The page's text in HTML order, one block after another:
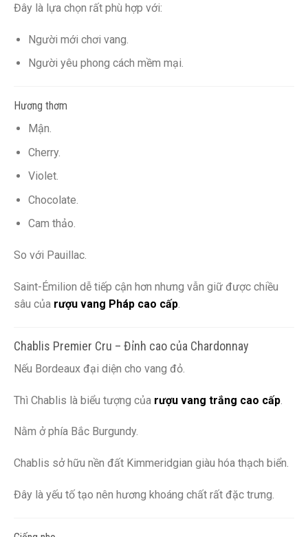
Đây là lựa chọn rất phù hợp với:
Người mới chơi vang.
Người yêu phong cách mềm mại.
Hương thơm
Mận.
Cherry.
Violet.
Chocolate.
Cam thảo.
So với Pauillac.
Saint-Émilion dễ tiếp cận hơn nhưng vẫn giữ được chiều
sâu của rượu vang Pháp cao cấp.
Chablis Premier Cru – Đỉnh cao của Chardonnay
Nếu Bordeaux đại diện cho vang đỏ.
Thì Chablis là biểu tượng của rượu vang trắng cao cấp
Nằm ở phía Bắc Burgundy.
Chablis sở hữu nền đất Kimmeridgian giàu hóa thạch biển.
Đây là yếu tố tạo nên hương khoáng chất rất đặc trưng.